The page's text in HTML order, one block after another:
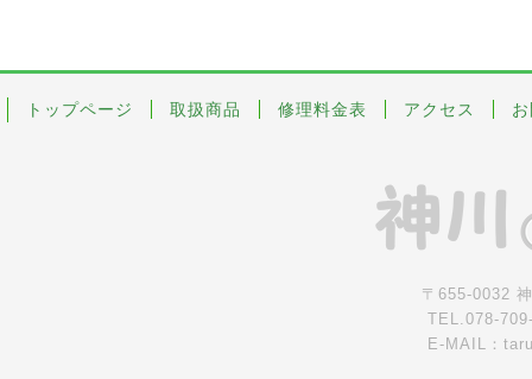
トップページ 取扱商品 修理料金表 アクセス
〒655-0032
TEL.078-
E-MAIL：